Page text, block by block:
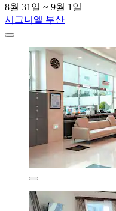
8월 31일 ~ 9월 1일
시그니엘 부산